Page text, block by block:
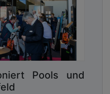
Pools und